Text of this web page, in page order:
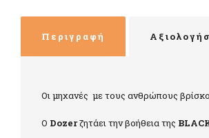
Περιγραφή
Οι μηχανές με τους ανθρώπους
Ο Dozerζητάει την βοήθεια της